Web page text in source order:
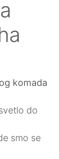
komada
do
smo se